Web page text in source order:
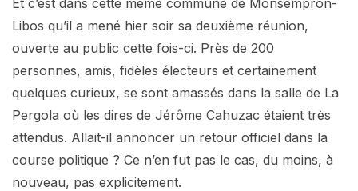
Libos qu’il a mené hier soir sa deuxième réunion,
ouverte au public cette fois-ci. Près de 200
personnes, amis, fidèles électeurs et certainement
quelques curieux, se sont amassés dans la salle de La
Pergola où les dires de Jérôme Cahuzac étaient très
attendus. Allait-il annoncer un retour officiel dans la
course politique ? Ce n’en fut pas le cas, du moins, à
nouveau, pas explicitement.